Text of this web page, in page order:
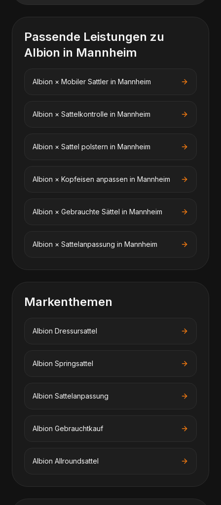
Passende Leistungen zu
Albion in Mannheim
Albion × Mobiler Sattler in Mannheim
Albion × Sattelkontrolle in Mannheim
Albion × Sattel polstern in Mannheim
Albion × Kopfeisen anpassen in Mannheim
Albion × Gebrauchte Sättel in Mannheim
Albion × Sattelanpassung in Mannheim
Markenthemen
Albion Dressursattel
Albion Springsattel
Albion Sattelanpassung
Albion Gebrauchtkauf
Albion Allroundsattel